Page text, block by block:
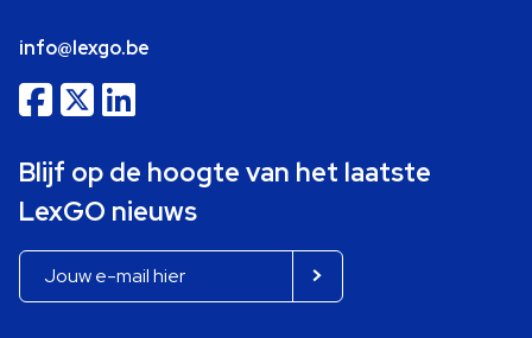
info@lexgo.be
Blijf op de hoogte van het laatste
LexGO nieuws